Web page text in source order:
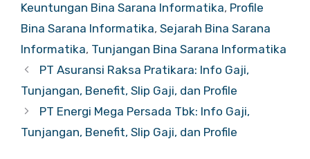
Keuntungan Bina Sarana Informatika, Profile
Bina Sarana Informatika, Sejarah Bina Sarana
Informatika, Tunjangan Bina Sarana Informatika
PT Asuransi Raksa Pratikara: Info Gaji,
Tunjangan, Benefit, Slip Gaji, dan Profile
PT Energi Mega Persada Tbk: Info Gaji,
Tunjangan, Benefit, Slip Gaji, dan Profile